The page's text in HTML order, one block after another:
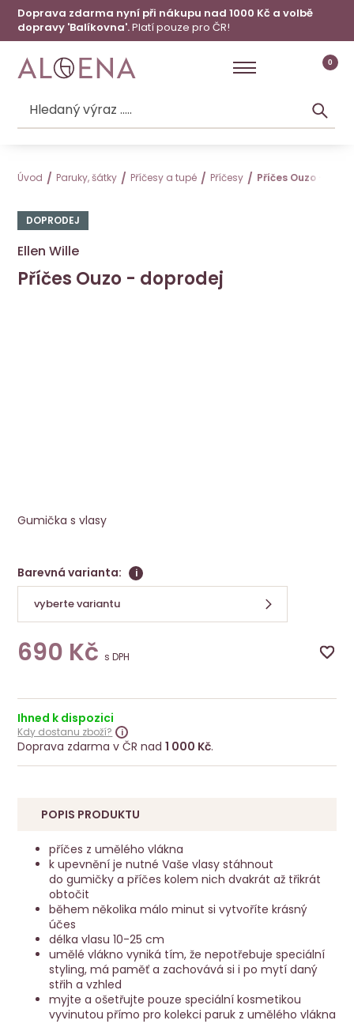
Doprava zdarma nyní při nákupu nad 1000 Kč a volbě
dopravy 'Balíkovna'.Platí pouze pro ČR!
0
Úvod Paruky, šátky Příčesy a tupé Příčesy Příčes Ouzo -
DOPRODEJ
Ellen Wille
Příčes Ouzo - doprodej
Gumička s vlasy
Barevná varianta: i
vyberte variantu
690 Kčs DPH
Ihned k dispozici
Kdy dostanu zboží?
Doprava zdarma v ČR nad1 000 Kč.
POPIS PRODUKTU
příčes z umělého vlákna
k upevnění je nutné Vaše vlasy stáhnout
do gumičky a příčes kolem nich dvakrát až třikrát
obtočit
během několika málo minut si vytvoříte krásný
účes
délka vlasu 10-25 cm
umělé vlákno vyniká tím, že nepotřebuje speciální
styling, má paměť a zachovává si i po mytí daný
střih a vzhled
myjte a ošetřujte pouze speciální kosmetikou
vyvinutou přímo pro kolekci paruk z umělého vlákna